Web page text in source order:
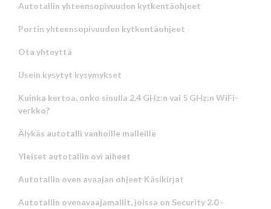
Autotallin yhteensopivuuden kytkentäohjeet
Portin yhteensopivuuden kytkentäohjeet
Ota yhteyttä
Usein kysytyt kysymykset
Kuinka kertoa, onko sinulla 2,4 GHz:n vai 5 GHz:n WiFi-
verkko?
Älykäs autotalli vanhoille malleille
Yleiset autotallin ovi aiheet
Autotallin oven avaajan ohjeet Käsikirjat
Autotallin ovenavaajamallit, joissa on Security 2.0 -